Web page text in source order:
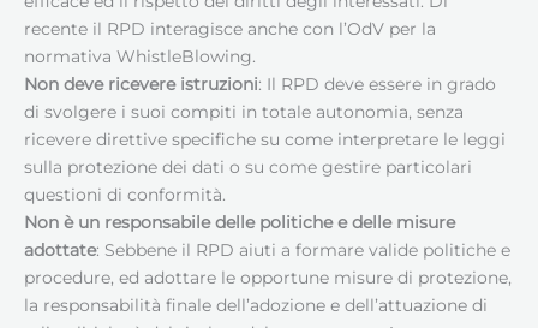
recente il RPD interagisce anche con l’OdV per la
normativa WhistleBlowing.
Non deve ricevere istruzioni: Il RPD deve essere in grado
di svolgere i suoi compiti in totale autonomia, senza
ricevere direttive specifiche su come interpretare le leggi
sulla protezione dei dati o su come gestire particolari
questioni di conformità.
Non è un responsabile delle politiche e delle misure
adottate: Sebbene il RPD aiuti a formare valide politiche e
procedure, ed adottare le opportune misure di protezione,
la responsabilità finale dell’adozione e dell’attuazione di